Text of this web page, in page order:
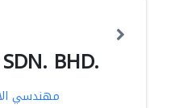
BHD.
مهندسي